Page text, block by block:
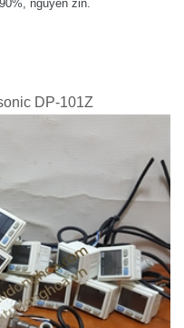
nguyên zin.
DP-101Z